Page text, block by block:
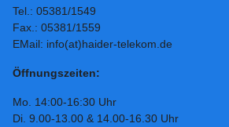
Tel.: 05381/1549
Fax.: 05381/1559
EMail: info(at)haider-telekom.de
Öffnungszeiten:
Mo. 14:00-16:30 Uhr
Di. 9.00-13.00 & 14.00-16.30 Uhr